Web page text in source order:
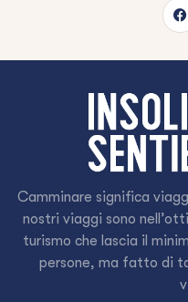
Camminare significa
nostri viaggi sono
turismo che lascia il
persone, ma fatto di